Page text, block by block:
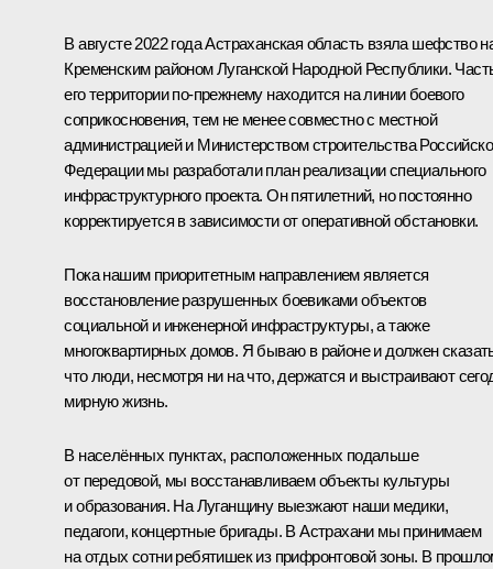
В августе 2022 года Астраханская область взяла шефство
Кременским районом Луганской Народной Республики.
его территории по-прежнему находится на линии боевого
соприкосновения, тем не менее совместно с местной
администрацией и Министерством строительства
Федерации мы разработали план реализации специального
инфраструктурного проекта. Он пятилетний, но постоянно
корректируется в зависимости от оперативной обстановки.
Пока нашим приоритетным направлением является
восстановление разрушенных боевиками объектов
социальной и инженерной инфраструктуры, а также
многоквартирных домов. Я бываю в районе и должен
что люди, несмотря ни на что, держатся и выстраивают
мирную жизнь.
В населённых пунктах, расположенных подальше
от передовой, мы восстанавливаем объекты культуры
и образования. На Луганщину выезжают наши медики,
педагоги, концертные бригады. В Астрахани мы принимаем
на отдых сотни ребятишек из прифронтовой зоны. В